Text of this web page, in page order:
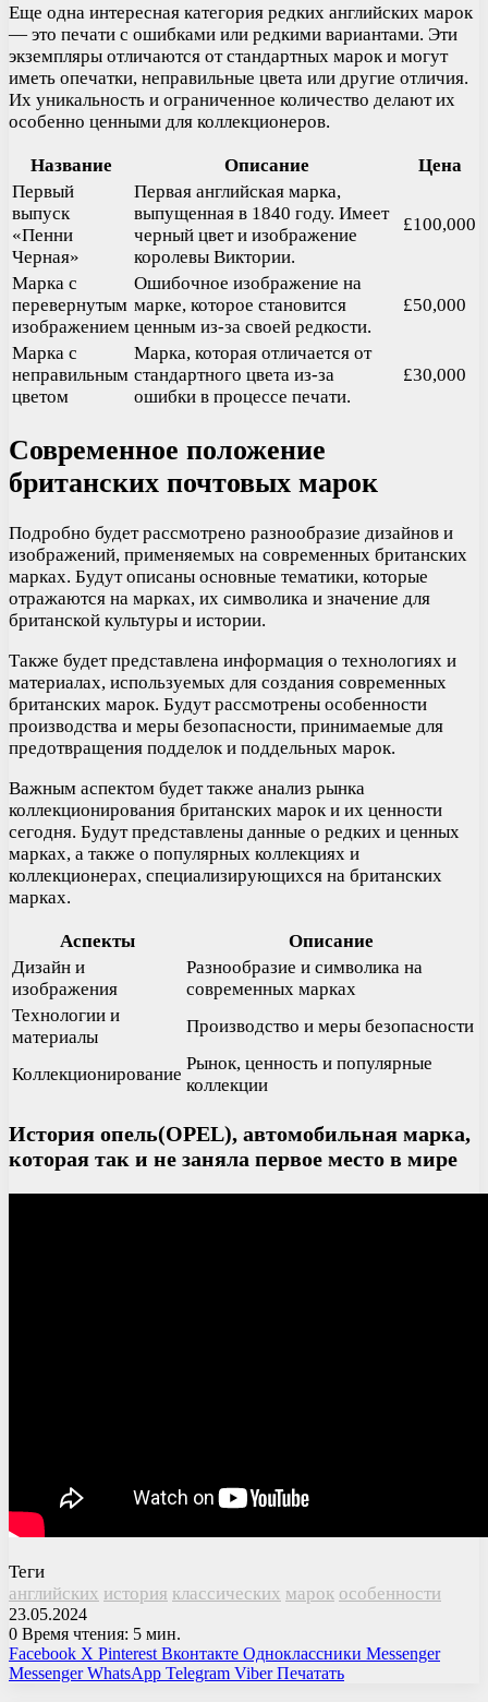
Еще одна интересная категория редких английских марок
— это печати с ошибками или редкими вариантами. Эти
экземпляры отличаются от стандартных марок и могут
иметь опечатки, неправильные цвета или другие отличия.
Их уникальность и ограниченное количество делают их
особенно ценными для коллекционеров.
Название Описание
Цена
Первый
выпуск
«Пенни
Черная»
Первая английская марка,
выпущенная в 1840 году. Имеет
черный цвет и изображение
королевы Виктории.
£100,000
Марка с
перевернутым
изображением
Ошибочное изображение на
марке, которое становится
ценным из-за своей редкости.
£50,000
Марка с
неправильным
цветом
Марка, которая отличается от
стандартного цвета из-за
ошибки в процессе печати.
£30,000
Современное положение
британских почтовых марок
Подробно будет рассмотрено разнообразие дизайнов и
изображений, применяемых на современных британских
марках. Будут описаны основные тематики, которые
отражаются на марках, их символика и значение для
британской культуры и истории.
Также будет представлена информация о технологиях и
материалах, используемых для создания современных
британских марок. Будут рассмотрены особенности
производства и меры безопасности, принимаемые для
предотвращения подделок и поддельных марок.
Важным аспектом будет также анализ рынка
коллекционирования британских марок и их ценности
сегодня. Будут представлены данные о редких и ценных
марках, а также о популярных коллекциях и
коллекционерах, специализирующихся на британских
марках.
Аспекты
Описание
Дизайн и
изображения
Разнообразие и символика на
современных марках
Технологии и
материалы
Производство и меры безопасности
Коллекционирование
Рынок, ценность и популярные
коллекции
История опель(OPEL), автомобильная марка,
которая так и не заняла первое место в мире
Теги
английских история классических марок особенности
23.05.2024
0 Время чтения: 5 мин.
Facebook X Pinterest Вконтакте Одноклассники Messenger
Messenger WhatsApp Telegram Viber Печатать